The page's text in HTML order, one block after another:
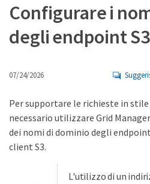
Configurare i
degli endpoint S3
07/24/2026
Per supportare le richieste in
necessario utilizzare Grid
dei nomi di dominio degli
client S3.
L'utilizzo di un